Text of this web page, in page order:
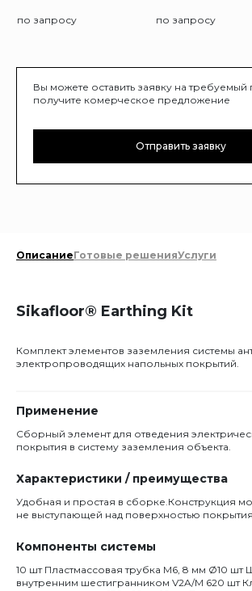
по запросу по запросу
Вы можете оставить заявку на требуемый
получите комерческое предложение
Отправить заявку
ОписаниеГотовые решенияУслуги
Sikafloor® Earthing Kit
Комплект элементов заземления системы
электропроводящих напольных покрытий.
Применение
Сборный элемент для отведения
покрытия в систему заземления объекта.
Характеристики / преимущества
Удобная и простая в сборке.Конструкция
не выступающей над поверхностью
Компоненты системы
10 шт Пластмассовая трубка M6, 8 мм Ø10 шт
внутренним шестигранником V2A/M 620 шт